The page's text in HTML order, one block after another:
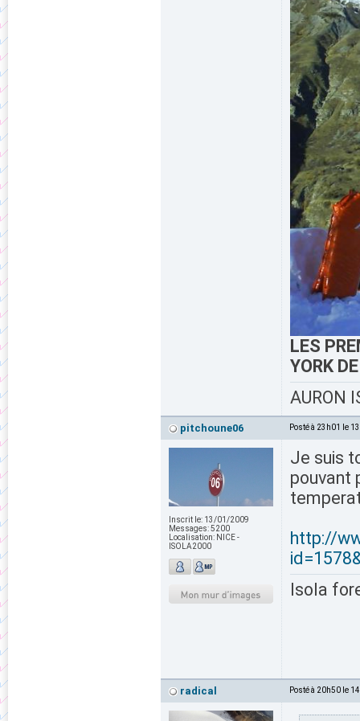
LES
YORK
AURON
pitchoune06 Posté à 23h01 le
Inscrit le: 13/01/2009
Messages:5200
Localisation: NICE -
ISOLA2000
Je suis
pouvant
http://
Isola
radical Posté à 20h50 le